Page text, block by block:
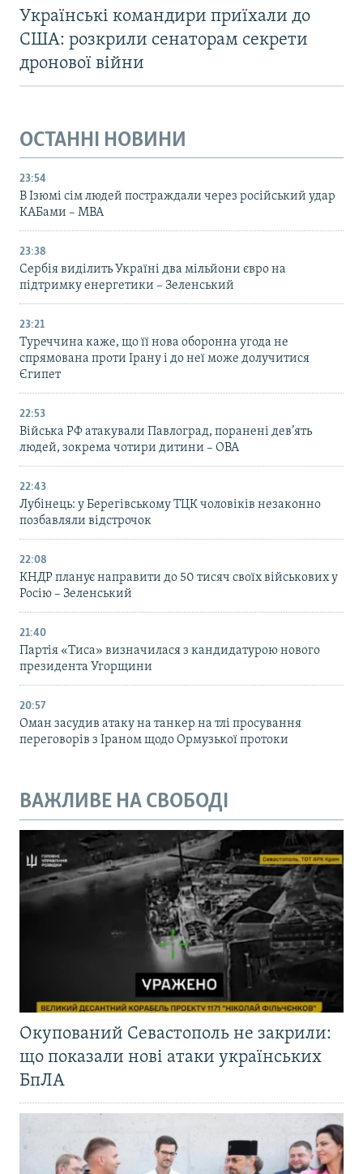
Українські командири приїхали до
США: розкрили сенаторам секрети
дронової війни
ОСТАННІ НОВИНИ
23:54
В Ізюмі сім людей постраждали через російський удар
КАБами – МВА
23:38
Сербія виділить Україні два мільйони євро на
підтримку енергетики – Зеленський
23:21
Туреччина каже, що її нова оборонна угода не
спрямована проти Ірану і до неї може долучитися
Єгипет
22:53
Війська РФ атакували Павлоград, поранені дев’ять
людей, зокрема чотири дитини – ОВА
22:43
Лубінець: у Берегівському ТЦК чоловіків незаконно
позбавляли відстрочок
22:08
КНДР планує направити до 50 тисяч своїх військових у
Росію – Зеленський
21:40
Партія «Тиса» визначилася з кандидатурою нового
президента Угорщини
20:57
Оман засудив атаку на танкер на тлі просування
переговорів з Іраном щодо Ормузької протоки
ВАЖЛИВЕ НА СВОБОДІ
Окупований Севастополь не закрили:
що показали нові атаки українських
БпЛА